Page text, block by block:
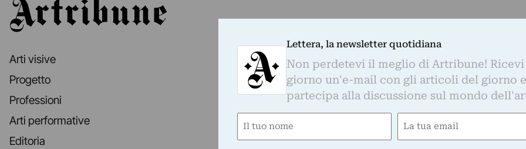
Artribune
Arti visive
Progetto
Professioni
Arti performative
Editoria
Lettera, la newsletter quotidiana
Non perdetevi il meglio di Artribune! Ricevi
giorno un'e-mail con gli articoli del giorno e
partecipa alla discussione sul mondo
Nome
Email